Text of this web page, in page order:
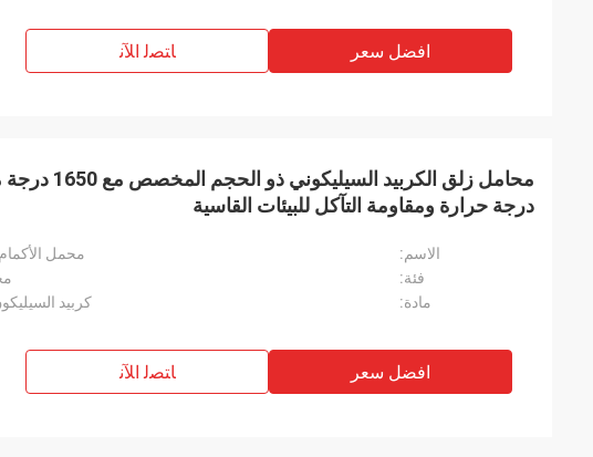
افضل سعر ﺎﺘﺼﻟ ﺍﻶﻧ
محامل زلق الكربيد
درجة حرارة ومقاومة التآكل للبيئات القاسية
الاسم:
محمل
فئة:
مادة:
كربيد
افضل سعر ﺎﺘﺼﻟ ﺍﻶﻧ